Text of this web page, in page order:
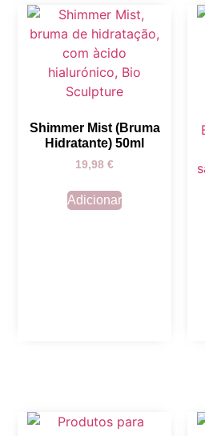
Shimmer Mist (Bruma
Hidratante) 50ml
19,98€
Adicionar